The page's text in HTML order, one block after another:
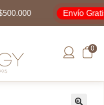
Envío Gratis
0